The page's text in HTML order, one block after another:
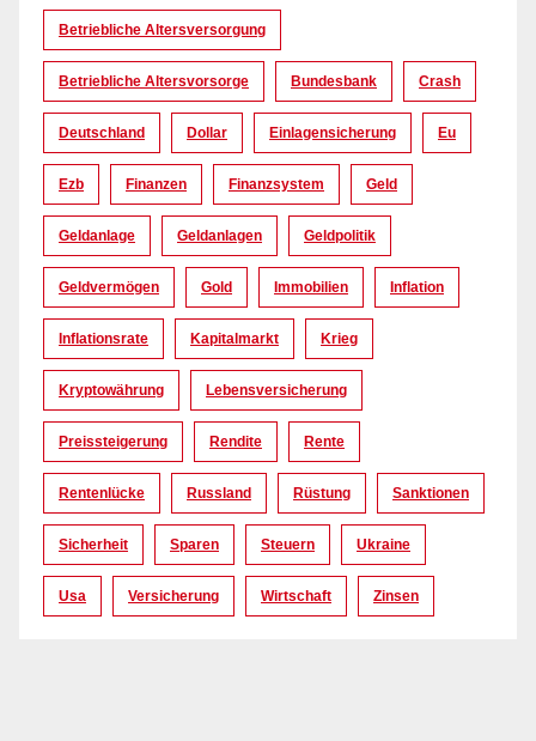
Betriebliche Altersversorgung
Betriebliche Altersvorsorge Bundesbank Crash
Deutschland Dollar Einlagensicherung Eu
Ezb Finanzen Finanzsystem Geld
Geldanlage Geldanlagen Geldpolitik
Geldvermögen Gold Immobilien Inflation
Inflationsrate Kapitalmarkt Krieg
Kryptowährung Lebensversicherung
Preissteigerung Rendite Rente
Rentenlücke Russland Rüstung Sanktionen
Sicherheit Sparen Steuern Ukraine
Usa Versicherung Wirtschaft Zinsen